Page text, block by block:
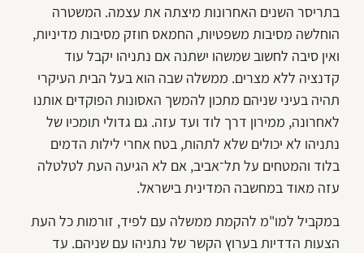
בתריסר השנים האחרונות מיצתה את עצמה. המשטרה
הוחלשה מסיבות משפטיות, החמאס חוזק מסיבות מדיניות,
ואין סיבה לחשוב שמשהו ישתנה אם נתניהו יקבל עוד
קדנציה ללא מצרים. ממשלה שבה הוא בעל הבית העיקרי
תהיה בעיני שניהם מתכון להמשך האסונות הפוקדים אותנו
לאחרונה, ממירון דרך לוד ועד עזה. גם גדולי תומכיו של
נתניהו לא יכולים שלא לתהות, בטח אחרי לילות הדמים
בלוד והמטחים על תל־אביב, אם לא הגיעה העת לטלטלה
עזה מאוד במחשבה המדינית בישראל.
במקביל למו"מ להקמת ממשלה עם לפיד, זורמות כל העת
הצעות הדדיות בערוץ הקשר של נתניהו עם שניהם. עד